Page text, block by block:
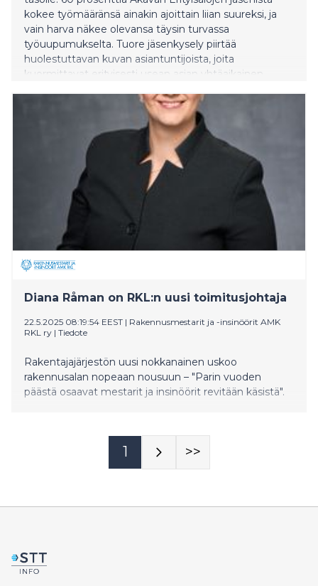
kokee työmääränsä ainakin ajoittain liian suureksi, ja
vain harva näkee olevansa täysin turvassa
työuupumukselta. Tuore jäsenkysely piirtää
huolestuttavan kuvan asiantuntijoista, joita
kuormittavat erityisesti usean asian yhtäaikainen
Akavan Erityisalat esittää, että
työturvallisuuslainsäädäntöä täsmennetään
psykososiaalisen kuormituksen hallitsemiseksi. Liiton
jäsenkyselyyn vastasi yli 4 000 asiantuntijaa tai
Diana Råman on RKL:n uusi toimitusjohtaja
22.5.2025 08:19:54 EEST | Rakennusmestarit ja -insinöörit AMK
RKL ry | Tiedote
Rakentajajärjestön uusi nokkanainen uskoo
rakennusalan nopeaan nousuun – "Parin vuoden
päästä osaavat mestarit ja insinöörit revitään käsistä".
1 >>